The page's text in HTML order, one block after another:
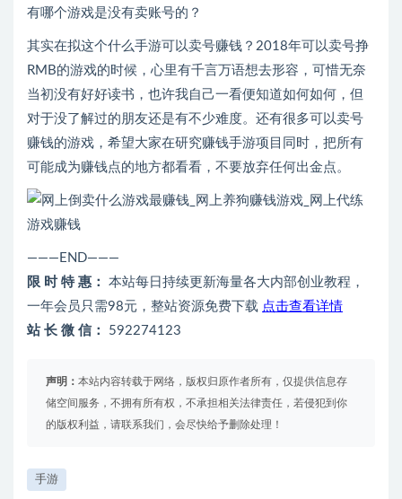
有哪个游戏是没有卖账号的？
其实在拟这个什么手游可以卖号赚钱？2018年可以卖号挣
RMB的游戏的时候，心里有千言万语想去形容，可惜无奈
当初没有好好读书，也许我自己一看便知道如何如何，但
对于没了解过的朋友还是有不少难度。还有很多可以卖号
赚钱的游戏，希望大家在研究赚钱手游项目同时，把所有
可能成为赚钱点的地方都看看，不要放弃任何出金点。
———END———
限 时 特 惠： 本站每日持续更新海量各大内部创业教程，
一年会员只需98元，整站资源免费下载 点击查看详情
站 长 微 信： 592274123
声明： 本站内容转载于网络，版权归原作者所有，仅提供信息存
储空间服务，不拥有所有权，不承担相关法律责任，若侵犯到你
的版权利益，请联系我们，会尽快给予删除处理！
手游